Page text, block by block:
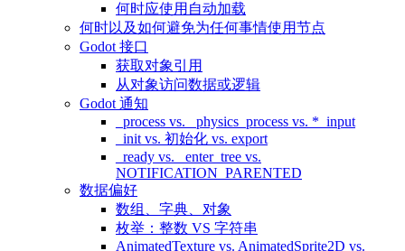
何时应使用自动加载
何时以及如何避免为任何事情使用节点
Godot 接口
获取对象引用
从对象访问数据或逻辑
Godot 通知
_process vs. _physics_process vs. *_input
_init vs. 初始化 vs. export
_ready vs. _enter_tree vs.
NOTIFICATION_PARENTED
数据偏好
数组、字典、对象
枚举：整数 VS 字符串
AnimatedTexture vs. AnimatedSprite2D vs.